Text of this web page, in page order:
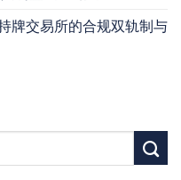
牌交易所的合规双轨制与